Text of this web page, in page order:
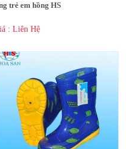
trẻ em hồng HS
: Liên Hệ